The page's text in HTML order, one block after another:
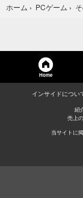
ホーム › PCゲーム ›
Home
インサイドについ
紹
売上
当サイトに